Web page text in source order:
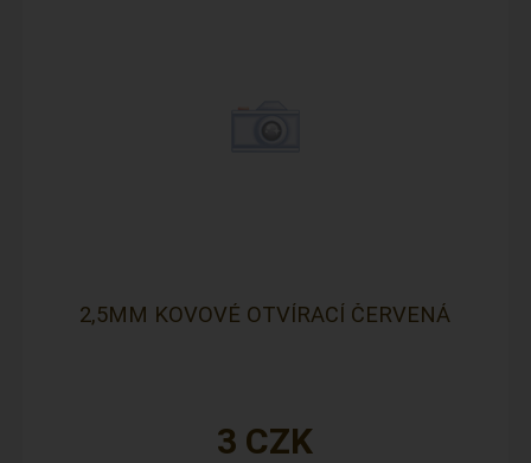
2,5MM KOVOVÉ OTVÍRACÍ ČERVENÁ
3 CZK